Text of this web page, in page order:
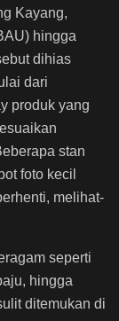
Kayang,
hingga
dihias
dari
produk yang
stan
foto kecil
melihat-
seperti
hingga
ditemukan di